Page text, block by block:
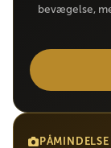
bevægelse,